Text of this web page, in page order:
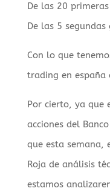
De las 20
De las 5
Con lo que
trading en
Por cierto, ya que
acciones del
que esta semana,
Roja de análisis
estamos